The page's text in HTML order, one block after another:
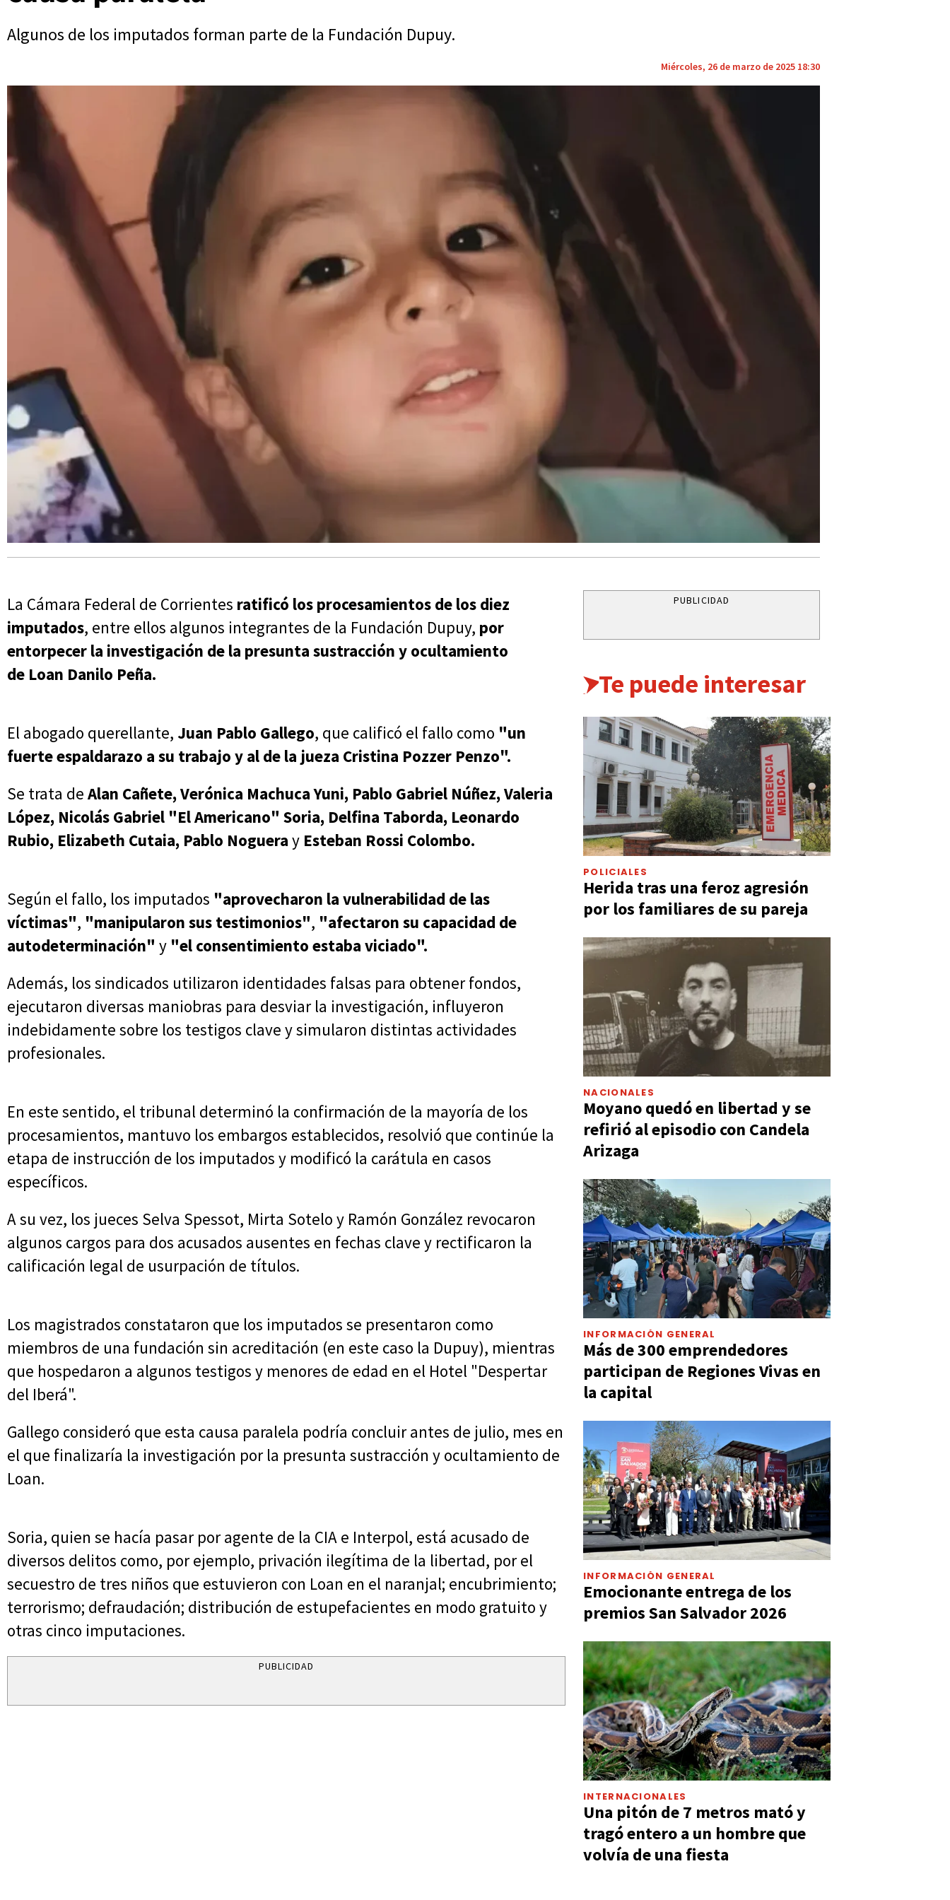
Algunos de los imputados forman parte de la Fundación Dupuy.
Miércoles, 26 de marzo de 2025 18:30
La Cámara Federal de Corrientes ratificó los procesamientos de los diez
imputados, entre ellos algunos integrantes de la Fundación Dupuy, por
entorpecer la investigación de la presunta sustracción y ocultamiento
de Loan Danilo Peña.
El abogado querellante, Juan Pablo Gallego, que calificó el fallo como "un
fuerte espaldarazo a su trabajo y al de la jueza Cristina Pozzer Penzo".
Se trata de Alan Cañete, Verónica Machuca Yuni, Pablo Gabriel Núñez, Valeria
López, Nicolás Gabriel "El Americano" Soria, Delfina Taborda, Leonardo
Rubio, Elizabeth Cutaia, Pablo Noguera y Esteban Rossi Colombo.
Según el fallo, los imputados "aprovecharon la vulnerabilidad de las
víctimas", "manipularon sus testimonios", "afectaron su capacidad de
autodeterminación" y "el consentimiento estaba viciado".
Además, los sindicados utilizaron identidades falsas para obtener fondos,
ejecutaron diversas maniobras para desviar la investigación, influyeron
indebidamente sobre los testigos clave y simularon distintas actividades
profesionales.
En este sentido, el tribunal determinó la confirmación de la mayoría de los
procesamientos, mantuvo los embargos establecidos, resolvió que continúe la
etapa de instrucción de los imputados y modificó la carátula en casos
específicos.
A su vez, los jueces Selva Spessot, Mirta Sotelo y Ramón González revocaron
algunos cargos para dos acusados ausentes en fechas clave y rectificaron la
calificación legal de usurpación de títulos.
Los magistrados constataron que los imputados se presentaron como
miembros de una fundación sin acreditación (en este caso la Dupuy), mientras
que hospedaron a algunos testigos y menores de edad en el Hotel "Despertar
del Iberá".
Gallego consideró que esta causa paralela podría concluir antes de julio, mes en
el que finalizaría la investigación por la presunta sustracción y ocultamiento de
Loan.
Soria, quien se hacía pasar por agente de la CIA e Interpol, está acusado de
diversos delitos como, por ejemplo, privación ilegítima de la libertad, por el
secuestro de tres niños que estuvieron con Loan en el naranjal; encubrimiento;
terrorismo; defraudación; distribución de estupefacientes en modo gratuito y
otras cinco imputaciones.
PUBLICIDAD
PUBLICIDAD
Te puede interesar
POLICIALES
Herida tras una feroz agresión
por los familiares de su pareja
NACIONALES
Moyano quedó en libertad y se
refirió al episodio con Candela
Arizaga
INFORMACIÓN GENERAL
Más de 300 emprendedores
participan de Regiones Vivas en
la capital
INFORMACIÓN GENERAL
Emocionante entrega de los
premios San Salvador 2026
INTERNACIONALES
Una pitón de 7 metros mató y
tragó entero a un hombre que
volvía de una fiesta